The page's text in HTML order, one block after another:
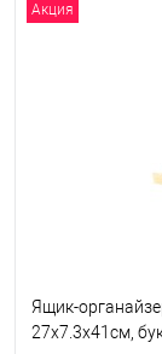
Акция
Ящик-
27х7.3х41см,